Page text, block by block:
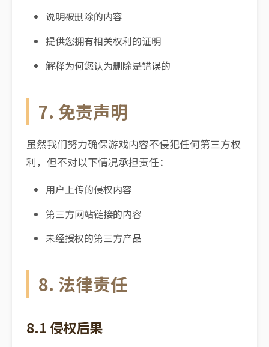
说明被删除的内容
提供您拥有相关权利的证明
解释为何您认为删除是错误的
7. 免责声明
虽然我们努力确保游戏内容不侵犯任何第三方权
利，但不对以下情况承担责任：
用户上传的侵权内容
第三方网站链接的内容
未经授权的第三方产品
8. 法律责任
8.1 侵权后果